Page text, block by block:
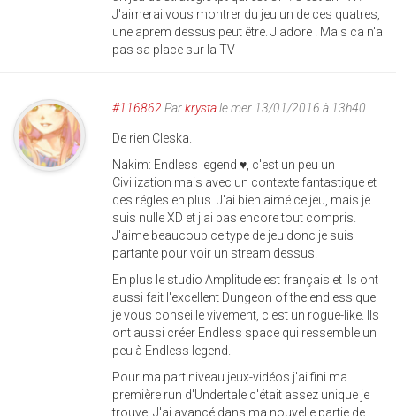
J'aimerai vous montrer du jeu un de ces quatres,
une aprem dessus peut être. J'adore ! Mais ca n'a
pas sa place sur la TV
#116862 Parkrystale mer 13/01/2016 à 13h40
De rien Cleska.
Nakim: Endless legend ♥, c'est un peu un
Civilization mais avec un contexte fantastique et
des régles en plus. J'ai bien aimé ce jeu, mais je
suis nulle XD et j'ai pas encore tout compris.
J'aime beaucoup ce type de jeu donc je suis
partante pour voir un stream dessus.
En plus le studio Amplitude est français et ils ont
aussi fait l'excellent Dungeon of the endless que
je vous conseille vivement, c'est un rogue-like. Ils
ont aussi créer Endless space qui ressemble un
peu à Endless legend.
Pour ma part niveau jeux-vidéos j'ai fini ma
première run d'Undertale c'était assez unique je
trouve. J'ai avancé dans ma nouvelle partie de